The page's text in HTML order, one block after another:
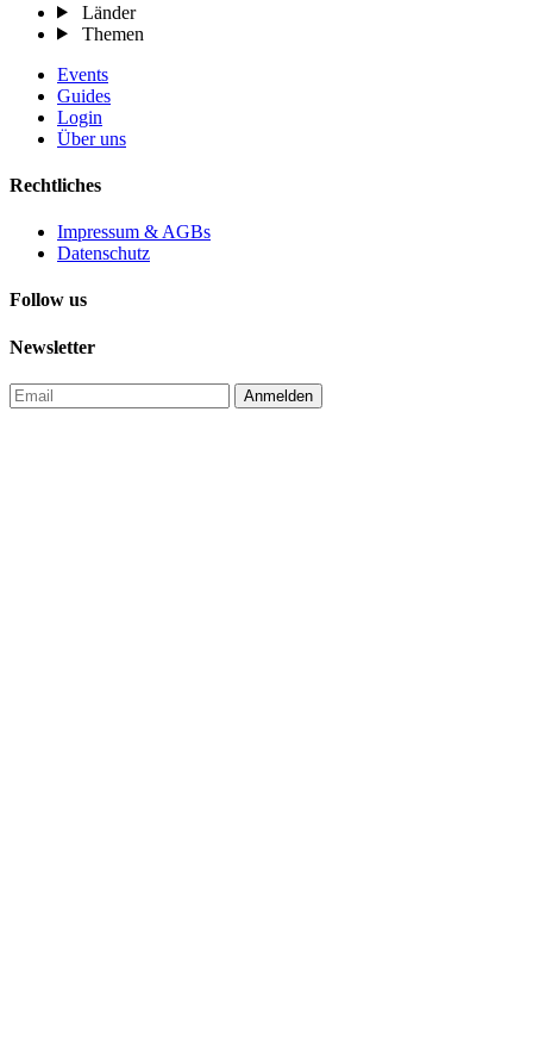
Länder
Themen
Events
Guides
Login
Über uns
Rechtliches
Impressum & AGBs
Datenschutz
Follow us
Newsletter
Anmelden